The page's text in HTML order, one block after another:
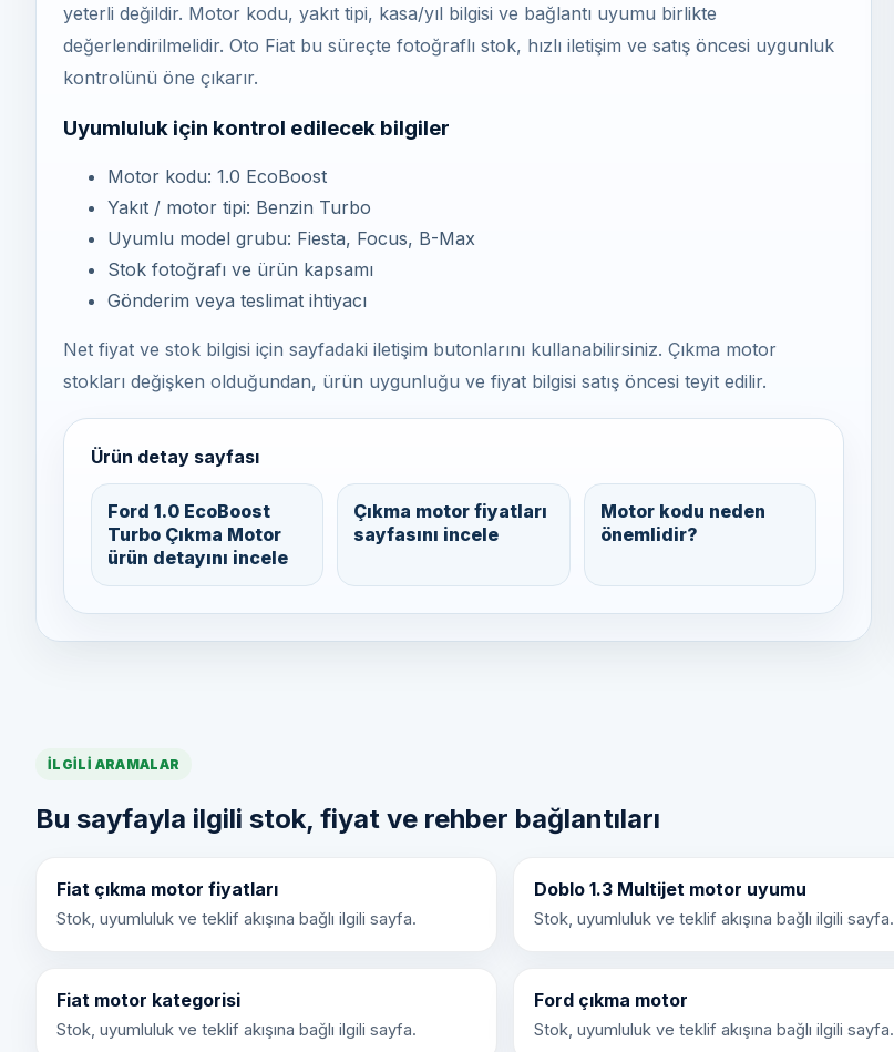
yeterli değildir. Motor kodu, yakıt tipi, kasa/yıl bilgisi ve bağlantı uyumu birlikte
değerlendirilmelidir. Oto Fiat bu süreçte fotoğraflı stok, hızlı iletişim ve satış öncesi uygunluk
kontrolünü öne çıkarır.
Uyumluluk için kontrol edilecek bilgiler
Motor kodu: 1.0 EcoBoost
Yakıt / motor tipi: Benzin Turbo
Uyumlu model grubu: Fiesta, Focus, B-Max
Stok fotoğrafı ve ürün kapsamı
Gönderim veya teslimat ihtiyacı
Net fiyat ve stok bilgisi için sayfadaki iletişim butonlarını kullanabilirsiniz. Çıkma motor
stokları değişken olduğundan, ürün uygunluğu ve fiyat bilgisi satış öncesi teyit edilir.
Ürün detay sayfası
Ford 1.0 EcoBoost
Turbo Çıkma Motor
ürün detayını incele
Çıkma motor fiyatları
sayfasını incele
Motor kodu neden
önemlidir?
İLGILI ARAMALAR
Bu sayfayla ilgili stok, fiyat ve rehber bağlantıları
Fiat çıkma motor fiyatları
Stok, uyumluluk ve teklif akışına bağlı ilgili sayfa.
Doblo 1.3 Multijet motor uyumu
Stok, uyumluluk ve teklif akışına bağlı ilgili sayfa.
Fiat motor kategorisi
Stok, uyumluluk ve teklif akışına bağlı ilgili sayfa.
Ford çıkma motor
Stok, uyumluluk ve teklif akışına bağlı ilgili sayfa.